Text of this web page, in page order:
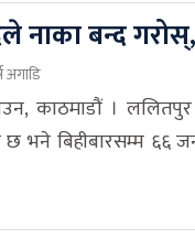
नाका बन्द
अगाडि
काठमाडौं ।
भने बिहीबारसम्म ६६